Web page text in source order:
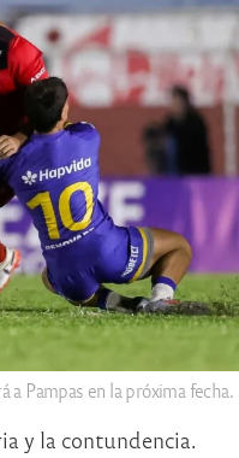
a Pampas en la próxima fecha.
y la contundencia.